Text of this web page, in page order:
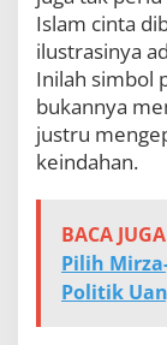
Islam cinta
ilustrasinya
Inilah simbol
bukannya
justru
keindahan.
BACA
Pilih
Politik